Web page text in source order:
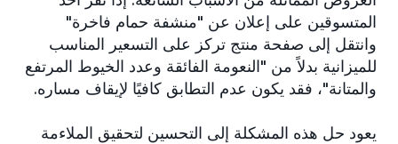
المتسوقين على إعلان عن "منشفة حمام فاخرة"
وانتقل إلى صفحة منتج تركز على التسعير المناسب
للميزانية بدلاً من "النعومة الفائقة وعدد الخيوط المرتفع
والمتانة"، فقد يكون عدم التطابق كافيًا لإيقاف مساره.
يعود حل هذه المشكلة إلى التحسين لتحقيق الملاءمة